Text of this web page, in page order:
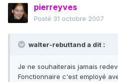
pierreyves
Posté 31 octobre 2007
walter-rebuttand a dit :
Je ne souhaiterais jamais
Fonctionnaire c'est employé